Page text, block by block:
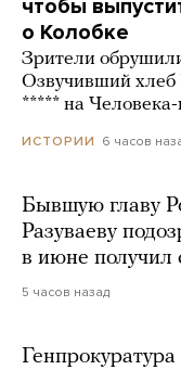
чтобы
о Колобке
Зрители
Озвучивший хлеб
***** на
ИСТОРИИ 6 часов
Бывшую главу
Разуваеву
в июне получил
5 часов назад